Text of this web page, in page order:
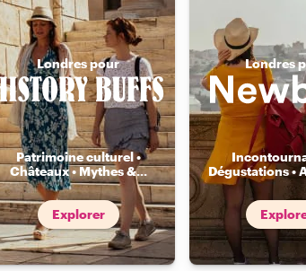
Londres pour
Patrimoine culturel •
Châteaux • Mythes &...
Explorer
Londres
Dégustations •